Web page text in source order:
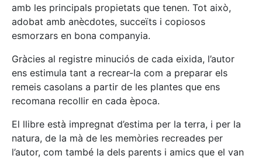
amb les principals propietats que tenen. Tot això,
adobat amb anècdotes, succeïts i copiosos
esmorzars en bona companyia.
Gràcies al registre minuciós de cada eixida, l’autor
ens estimula tant a recrear-la com a preparar els
remeis casolans a partir de les plantes que ens
recomana recollir en cada època.
El llibre està impregnat d’estima per la terra, i per la
natura, de la mà de les memòries recreades per
l’autor, com també la dels parents i amics que el van